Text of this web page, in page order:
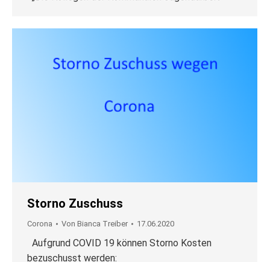
Storno Zuschuss
Corona Von Bianca Treiber 17.06.2020
Aufgrund COVID 19 können Storno Kosten
bezuschusst werden: